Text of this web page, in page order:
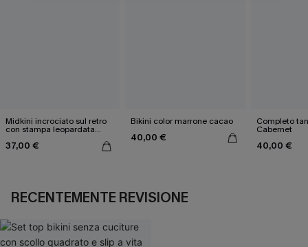
Midkini incrociato sul retro
con stampa leopardata
37,00 €
Bikini color marrone cacao
40,00 €
Completo
Cabernet
40,00 €
RECENTEMENTE REVISIONE